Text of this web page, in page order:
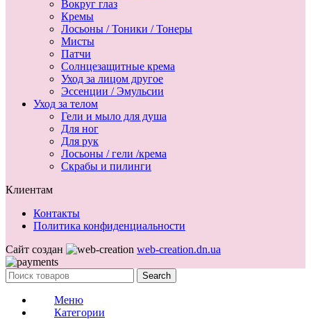
Вокруг глаз
Кремы
Лосьоны / Тоники / Тонеры
Мисты
Патчи
Солнцезащитные крема
Уход за лицом другое
Эссенции / Эмульсии
Уход за телом
Гели и мыло для душа
Для ног
Для рук
Лосьоны / гели /крема
Скрабы и пилинги
Клиентам
Контакты
Политика конфиденциальности
Сайт создан
web-creation.dn.ua
Search
Меню
Категории